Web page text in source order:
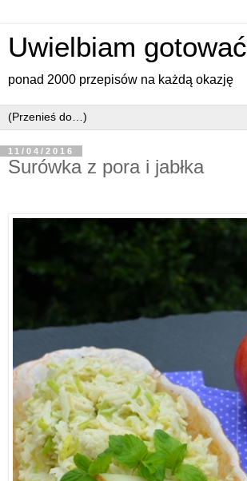
Uwielbiam gotować
ponad 2000 przepisów na każdą okazję
11/04/2016
Surówka z pora i jabłka